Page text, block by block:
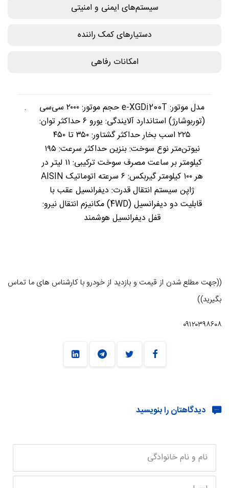
سیستم‌های ایمنی و امنیتی
دستیارهای کمک راننده
امکانات رفاهی
مدل موتور: e-XGDi200T حجم موتور: ۲۰۰۰ سی‌سی
(توربوشارژ) استاندارد آلایندگی: یورو ۶ حداکثر توان:
۲۲۵ اسب بخار حداکثر گشتاور: ۳۵۰ تا ۴۵۰
نیوتن‌متر نوع سوخت: بنزین حداکثر سرعت: ۱۹۵
کیلومتر بر ساعت مصرف سوخت ترکیبی: ۱۱ لیتر در
هر ۱۰۰ کیلومتر گیربکس: ۶ سرعته اتوماتیک AISIN
ژاپن سیستم انتقال قدرت: دیفرانسیل عقب با
قابلیت دو دیفرانسیل (4WD) مکانیزم انتقال نیرو:
قفل دیفرانسیل هوشمند
.
((جهت مطلع شدن از قیمت و بازدید از خودرو با کارشناس های ما تماس
بگیرید))
۰۹۱۲۰۳۹۸۶۰۸
دیدگاهتان را بنویسید